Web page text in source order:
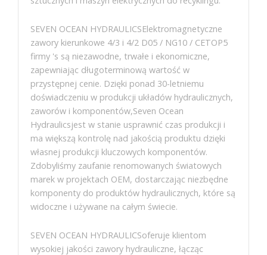
SEVEN OCEAN HYDRAULICSElektromagnetyczne
zawory kierunkowe 4/3 i 4/2 D05 / NG10 / CETOP5
firmy 's są niezawodne, trwałe i ekonomiczne,
zapewniając długoterminową wartość w
przystępnej cenie. Dzięki ponad 30-letniemu
doświadczeniu w produkcji układów hydraulicznych,
zaworów i komponentów,Seven Ocean
Hydraulicsjest w stanie usprawnić czas produkcji i
ma większą kontrolę nad jakością produktu dzięki
własnej produkcji kluczowych komponentów.
Zdobyliśmy zaufanie renomowanych światowych
marek w projektach OEM, dostarczając niezbędne
komponenty do produktów hydraulicznych, które są
widoczne i używane na całym świecie.
SEVEN OCEAN HYDRAULICSoferuje klientom
wysokiej jakości zawory hydrauliczne, łącząc